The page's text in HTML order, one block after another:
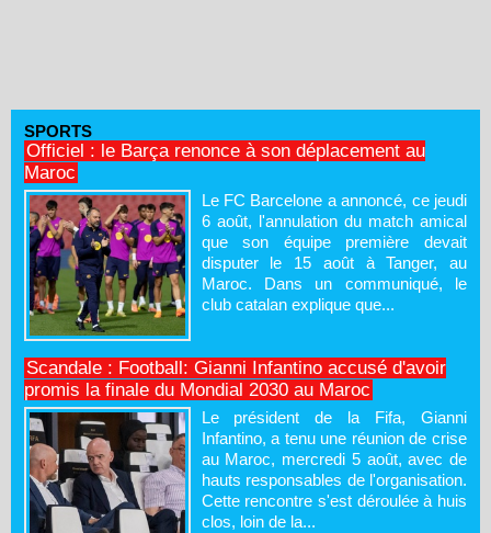
SPORTS
Officiel : le Barça renonce à son déplacement au
Maroc
Le FC Barcelone a annoncé, ce jeudi
6 août, l'annulation du match amical
que son équipe première devait
disputer le 15 août à Tanger, au
Maroc. Dans un communiqué, le
club catalan explique que...
Scandale : Football: Gianni Infantino accusé d'avoir
promis la finale du Mondial 2030 au Maroc
Le président de la Fifa, Gianni
Infantino, a tenu une réunion de crise
au Maroc, mercredi 5 août, avec de
hauts responsables de l'organisation.
Cette rencontre s'est déroulée à huis
clos, loin de la...